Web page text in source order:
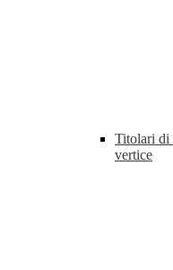
Titolari di
vertice